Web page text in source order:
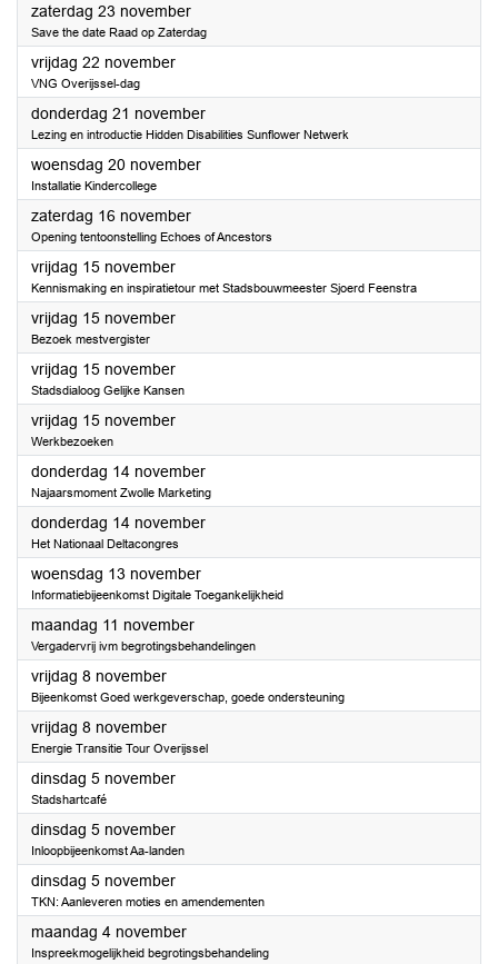
zaterdag 23 november2024
Save the date Raad op Zaterdag
vrijdag 22 november2024
VNG Overijssel-dag
donderdag 21 november2024
Lezing en introductie Hidden Disabilities Sunflower Netwerk
woensdag 20 november2024
Installatie Kindercollege
zaterdag 16 november2024
Opening tentoonstelling Echoes of Ancestors
vrijdag 15 november2024
Kennismaking en inspiratietour met Stadsbouwmeester Sjoerd Feenstra
vrijdag 15 november2024
Bezoek mestvergister
vrijdag 15 november2024
Stadsdialoog Gelijke Kansen
vrijdag 15 november2024
Werkbezoeken
donderdag 14 november2024
Najaarsmoment Zwolle Marketing
donderdag 14 november2024
Het Nationaal Deltacongres
woensdag 13 november2024
Informatiebijeenkomst Digitale Toegankelijkheid
maandag 11 november2024
Vergadervrij ivm begrotingsbehandelingen
vrijdag 8 november2024
Bijeenkomst Goed werkgeverschap, goede ondersteuning
vrijdag 8 november2024
Energie Transitie Tour Overijssel
dinsdag 5 november2024
Stadshartcafé
dinsdag 5 november2024
Inloopbijeenkomst Aa-landen
dinsdag 5 november2024
TKN: Aanleveren moties en amendementen
maandag 4 november2024
Inspreekmogelijkheid begrotingsbehandeling